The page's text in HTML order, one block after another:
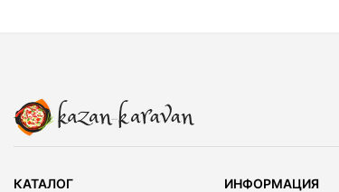
КАТАЛОГ ИНФОРМАЦИЯ